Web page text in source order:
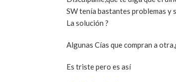
SW tenía bastantes problemas
La solución ?
Algunas Cías que compran a
Es triste pero es así